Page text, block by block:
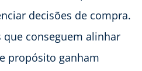
decisões de compra.
que conseguem alinhar
propósito ganham